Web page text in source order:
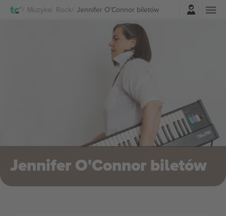
Muzyka Rock Jennifer O'Connor biletów
Zaloguj sie
Jennifer O'Connor biletów